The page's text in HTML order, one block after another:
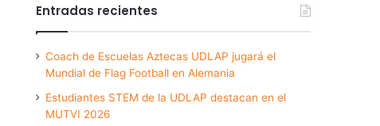
Entradas recientes
Coach de Escuelas Aztecas UDLAP jugará el
Mundial de Flag Football en Alemania
Estudiantes STEM de la UDLAP destacan en el
MUTVI 2026